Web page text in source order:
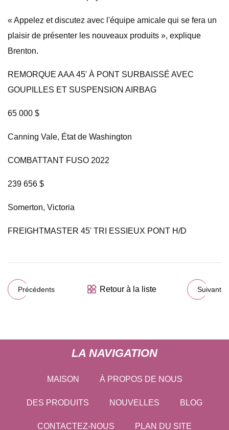
« Appelez et discutez avec l'équipe amicale qui se fera un
plaisir de présenter les nouveaux produits », explique
Brenton.
REMORQUE AAA 45' À PONT SURBAISSÉ AVEC
GOUPILLES ET SUSPENSION AIRBAG
65 000 $
Canning Vale, État de Washington
COMBATTANT FUSO 2022
239 656 $
Somerton, Victoria
FREIGHTMASTER 45' TRI ESSIEUX PONT H/D
Précédents Retour à la liste Suivant
LA NAVIGATION
MAISON À PROPOS DE NOUS
DES PRODUITS NOUVELLES BLOG
CONTACTEZ-NOUS PLAN DU SITE